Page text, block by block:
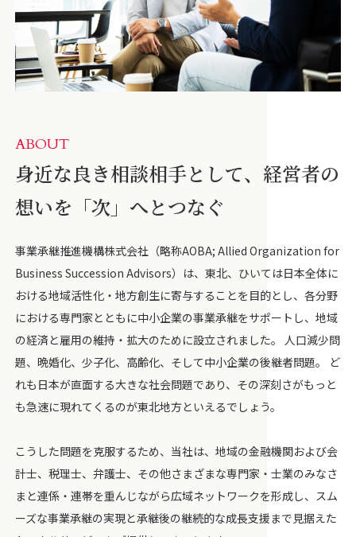
ABOUT
身近な良き相談相手として、経営者の
想いを「次」へとつなぐ
事業承継推進機構株式会社（略称AOBA; Allied Organization for
Business Succession Advisors）は、東北、ひいては日本全体に
おける地域活性化・地方創生に寄与することを目的とし、各分野
における専門家とともに中小企業の事業承継をサポートし、地域
の経済と雇用の維持・拡大のために設立されました。 人口減少問
題、晩婚化、少子化、高齢化、そして中小企業の後継者問題。 ど
れも日本が直面する大きな社会問題であり、その深刻さがもっと
も急速に現れてくるのが東北地方といえるでしょう。
こうした問題を克服するため、当社は、地域の金融機関および会
計士、税理士、弁護士、その他さまざまな専門家・士業のみなさ
まと連係・連帯を重んじながら広域ネットワークを形成し、スム
ーズな事業承継の実現と承継後の継続的な成長支援まで見据えた